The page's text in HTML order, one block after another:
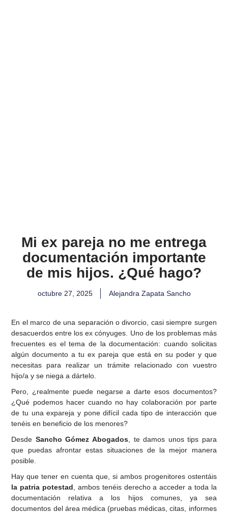
Mi ex pareja no me entrega
documentación importante
de mis hijos. ¿Qué hago?
octubre 27, 2025 Alejandra Zapata Sancho
En el marco de una separación o divorcio, casi siempre surgen
desacuerdos entre los ex cónyuges. Uno de los problemas más
frecuentes es el tema de la documentación: cuando solicitas
algún documento a tu ex pareja que está en su poder y que
necesitas para realizar un trámite relacionado con vuestro
hijo/a y se niega a dártelo.
Pero, ¿realmente puede negarse a darte esos documentos?
¿Qué podemos hacer cuando no hay colaboración por parte
de tu una expareja y pone difícil cada tipo de interacción que
tenéis en beneficio de los menores?
Desde Sancho Gómez Abogados, te damos unos tips para
que puedas afrontar estas situaciones de la mejor manera
posible.
Hay que tener en cuenta que, si ambos progenitores ostentáis
la patria potestad , ambos tenéis derecho a acceder a toda la
documentación relativa a los hijos comunes, ya sea
documentos del área médica (pruebas médicas, citas, informes